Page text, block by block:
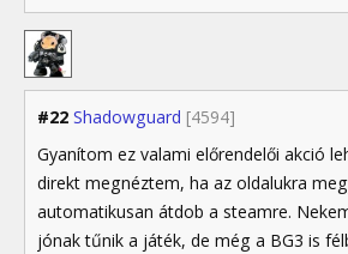
#22 Shadowguard [4594]
Gyanítom ez valami előrendelői akció
direkt megnéztem, ha az oldalukra
automatikusan átdob a steamre.
jónak tűnik a játék, de még a BG3 is